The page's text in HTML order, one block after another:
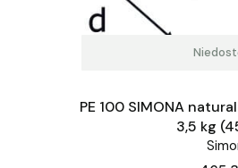
PE 100 SIMONA
3,5 kg